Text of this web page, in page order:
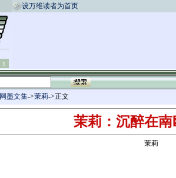
设万维读者为首页
网墨文集->茉莉->正文
茉莉：沉醉在
茉莉